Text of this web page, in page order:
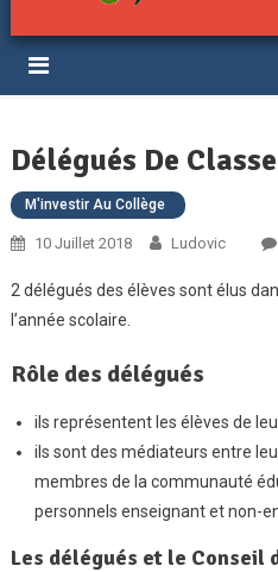
Collège
Vittel
Délégués De Classe
M'investir Au Collège
10 Juillet 2018 Ludovic
2 délégués des élèves sont élus
l’année scolaire.
Rôle des délégués
ils représentent les élèves de
ils sont des médiateurs entre
membres de la communauté
personnels enseignant et non-
Les délégués et le Conseil